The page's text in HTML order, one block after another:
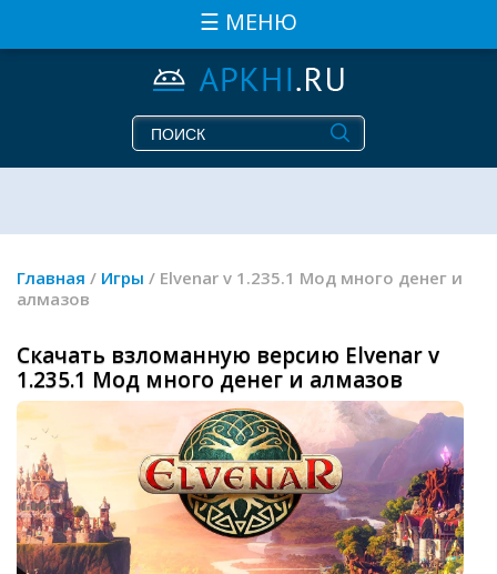
☰ МЕНЮ
Главная / Игры / Elvenar v 1.235.1 Мод много денег и
алмазов
Скачать взломанную версию Elvenar v
1.235.1 Мод много денег и алмазов